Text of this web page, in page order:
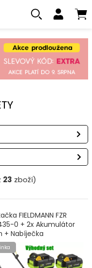
23 zboží)
FIELDMANN FZR
0 + 2x Akumulátor
+ Nabíječka